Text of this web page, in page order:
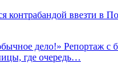
контрабандой ввезти в
дело!» Репортаж с
где очередь…